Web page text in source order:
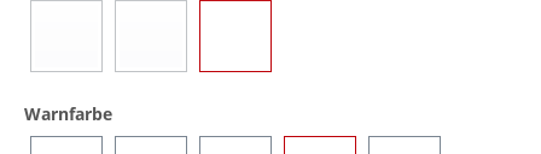
Warnfarbeauswählen